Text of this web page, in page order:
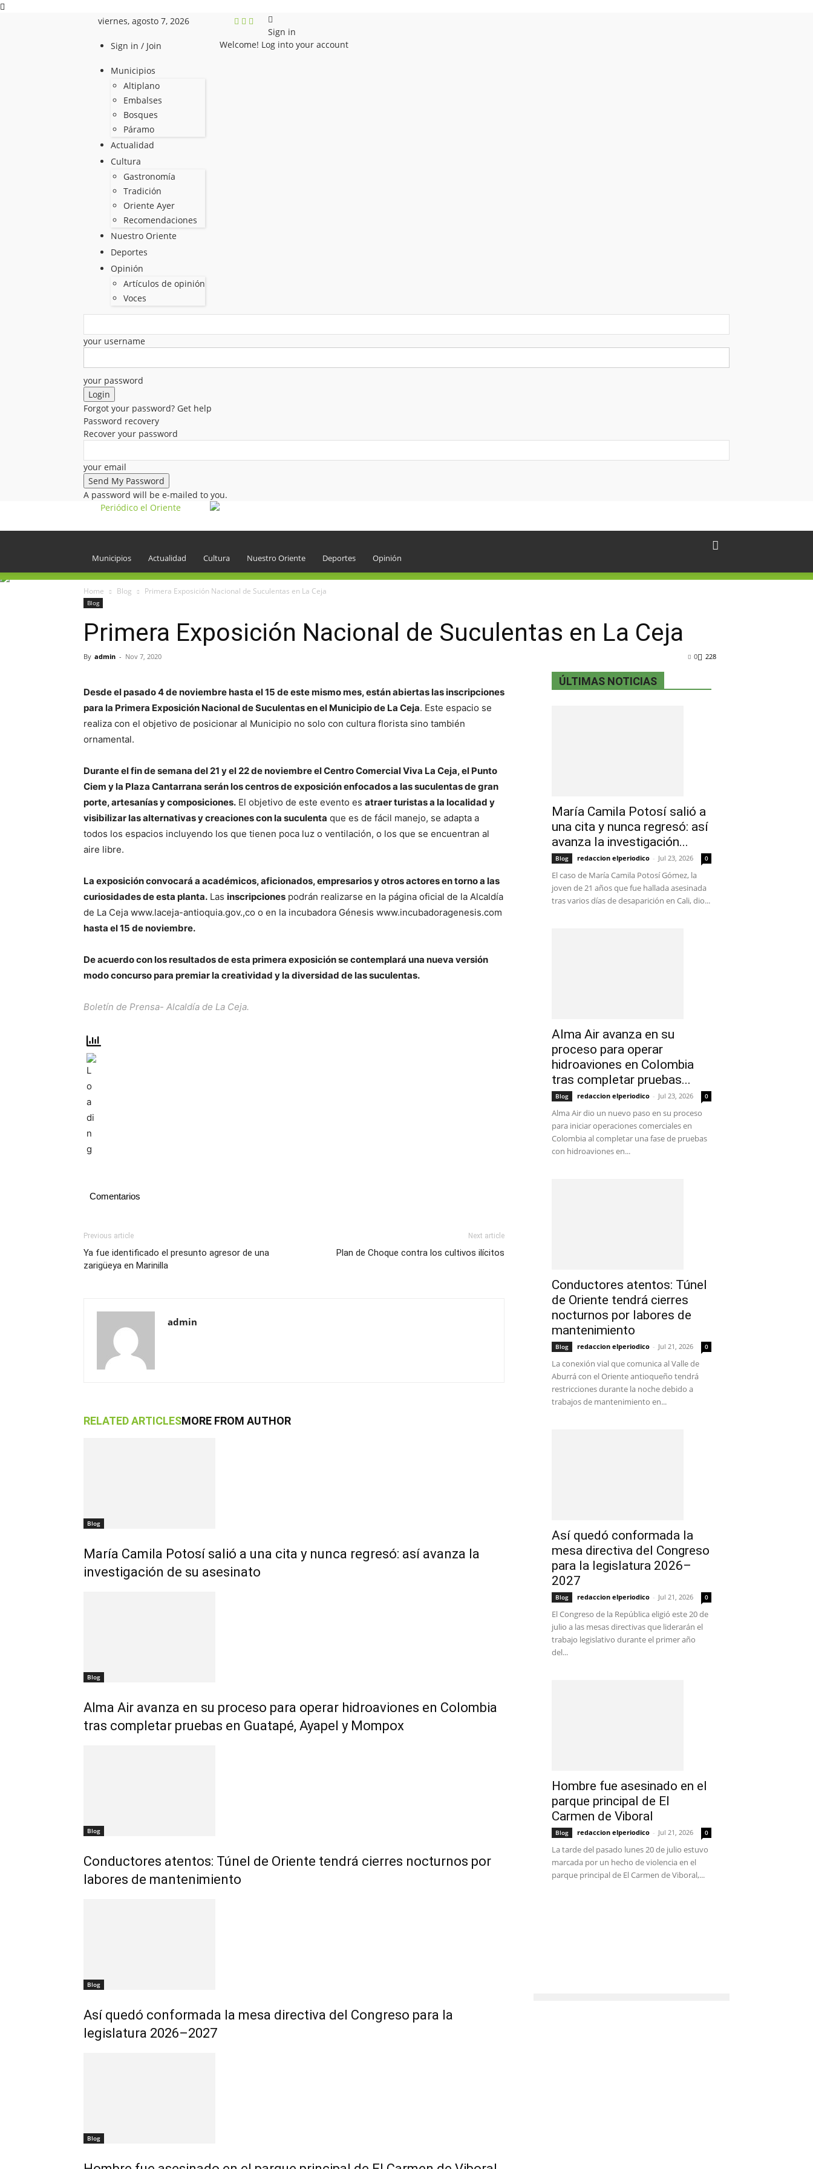
viernes, agosto 7, 2026
Sign in / Join
Municipios
Altiplano
Embalses
Bosques
Páramo
Actualidad
Cultura
Gastronomía
Tradición
Oriente Ayer
Recomendaciones
Nuestro Oriente
Deportes
Opinión
Artículos de opinión
Voces
Sign in
Welcome! Log into your account
your username
your password
Forgot your password? Get help
Password recovery
Recover your password
your email
A password will be e-mailed to you.
Periódico el Oriente
Municipios Actualidad Cultura Nuestro Oriente Deportes Opinión
Home Blog Primera Exposición Nacional de Suculentas en La Ceja
Blog
Primera Exposición Nacional de Suculentas en La Ceja
By admin - Nov 7, 2020 228
0
Desde el pasado 4 de noviembre hasta el 15 de este mismo mes, están abiertas las inscripciones
para la Primera Exposición Nacional de Suculentas en el Municipio de La Ceja. Este espacio se
realiza con el objetivo de posicionar al Municipio no solo con cultura florista sino también
ornamental.
Durante el fin de semana del 21 y el 22 de noviembre el Centro Comercial Viva La Ceja, el Punto
Ciem y la Plaza Cantarrana serán los centros de exposición enfocados a las suculentas de gran
porte, artesanías y composiciones. El objetivo de este evento es atraer turistas a la localidad y
visibilizar las alternativas y creaciones con la suculenta que es de fácil manejo, se adapta a
todos los espacios incluyendo los que tienen poca luz o ventilación, o los que se encuentran al
aire libre.
La exposición convocará a académicos, aficionados, empresarios y otros actores en torno a las
curiosidades de esta planta. Las inscripciones podrán realizarse en la página oficial de la Alcaldía
de La Ceja www.laceja-antioquia.gov.,co o en la incubadora Génesis www.incubadoragenesis.com
hasta el 15 de noviembre.
De acuerdo con los resultados de esta primera exposición se contemplará una nueva versión
modo concurso para premiar la creatividad y la diversidad de las suculentas.
Boletín de Prensa- Alcaldía de La Ceja.
Comentarios
Previous article
Ya fue identificado el presunto agresor de una
zarigüeya en Marinilla
Next article
Plan de Choque contra los cultivos ilícitos
admin
RELATED ARTICLESMORE FROM AUTHOR
Blog
María Camila Potosí salió a una cita y nunca regresó: así avanza la
investigación de su asesinato
Blog
Alma Air avanza en su proceso para operar hidroaviones en Colombia
tras completar pruebas en Guatapé, Ayapel y Mompox
Blog
Conductores atentos: Túnel de Oriente tendrá cierres nocturnos por
labores de mantenimiento
Blog
Así quedó conformada la mesa directiva del Congreso para la
legislatura 2026–2027
Blog
ÚLTIMAS NOTICIAS
María Camila Potosí salió a
una cita y nunca regresó: así
avanza la investigación...
Blog redaccion elperiodico - Jul 23, 2026 0
El caso de María Camila Potosí Gómez, la
joven de 21 años que fue hallada asesinada
tras varios días de desaparición en Cali, dio...
Alma Air avanza en su
proceso para operar
hidroaviones en Colombia
tras completar pruebas...
Blog redaccion elperiodico - Jul 23, 2026 0
Alma Air dio un nuevo paso en su proceso
para iniciar operaciones comerciales en
Colombia al completar una fase de pruebas
con hidroaviones en...
Conductores atentos: Túnel
de Oriente tendrá cierres
nocturnos por labores de
mantenimiento
Blog redaccion elperiodico - Jul 21, 2026 0
La conexión vial que comunica al Valle de
Aburrá con el Oriente antioqueño tendrá
restricciones durante la noche debido a
trabajos de mantenimiento en...
Así quedó conformada la
mesa directiva del Congreso
para la legislatura 2026–
2027
Blog redaccion elperiodico - Jul 21, 2026 0
El Congreso de la República eligió este 20 de
julio a las mesas directivas que liderarán el
trabajo legislativo durante el primer año
del...
Hombre fue asesinado en el
parque principal de El
Carmen de Viboral
Blog redaccion elperiodico - Jul 21, 2026 0
La tarde del pasado lunes 20 de julio estuvo
marcada por un hecho de violencia en el
parque principal de El Carmen de Viboral,...